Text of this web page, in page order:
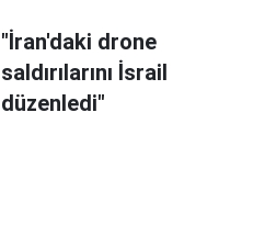
"İran'daki drone
saldırılarını İsrail
düzenledi"